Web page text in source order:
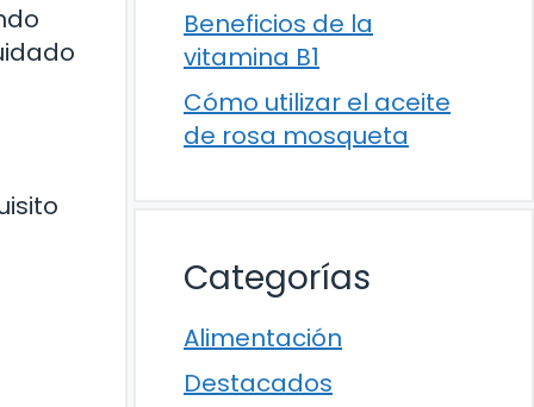
Beneficios de la
vitamina B1
Cómo utilizar el aceite
de rosa mosqueta
Categorías
Alimentación
Destacados